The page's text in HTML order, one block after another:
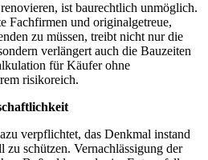
ist baurechtlich unmöglich.
Fachfirmen und originalgetreue,
zu müssen, treibt nicht nur die
verlängert auch die Bauzeiten
für Käufer ohne
risikoreich.
verpflichtet, das Denkmal instand
schützen. Vernachlässigung der